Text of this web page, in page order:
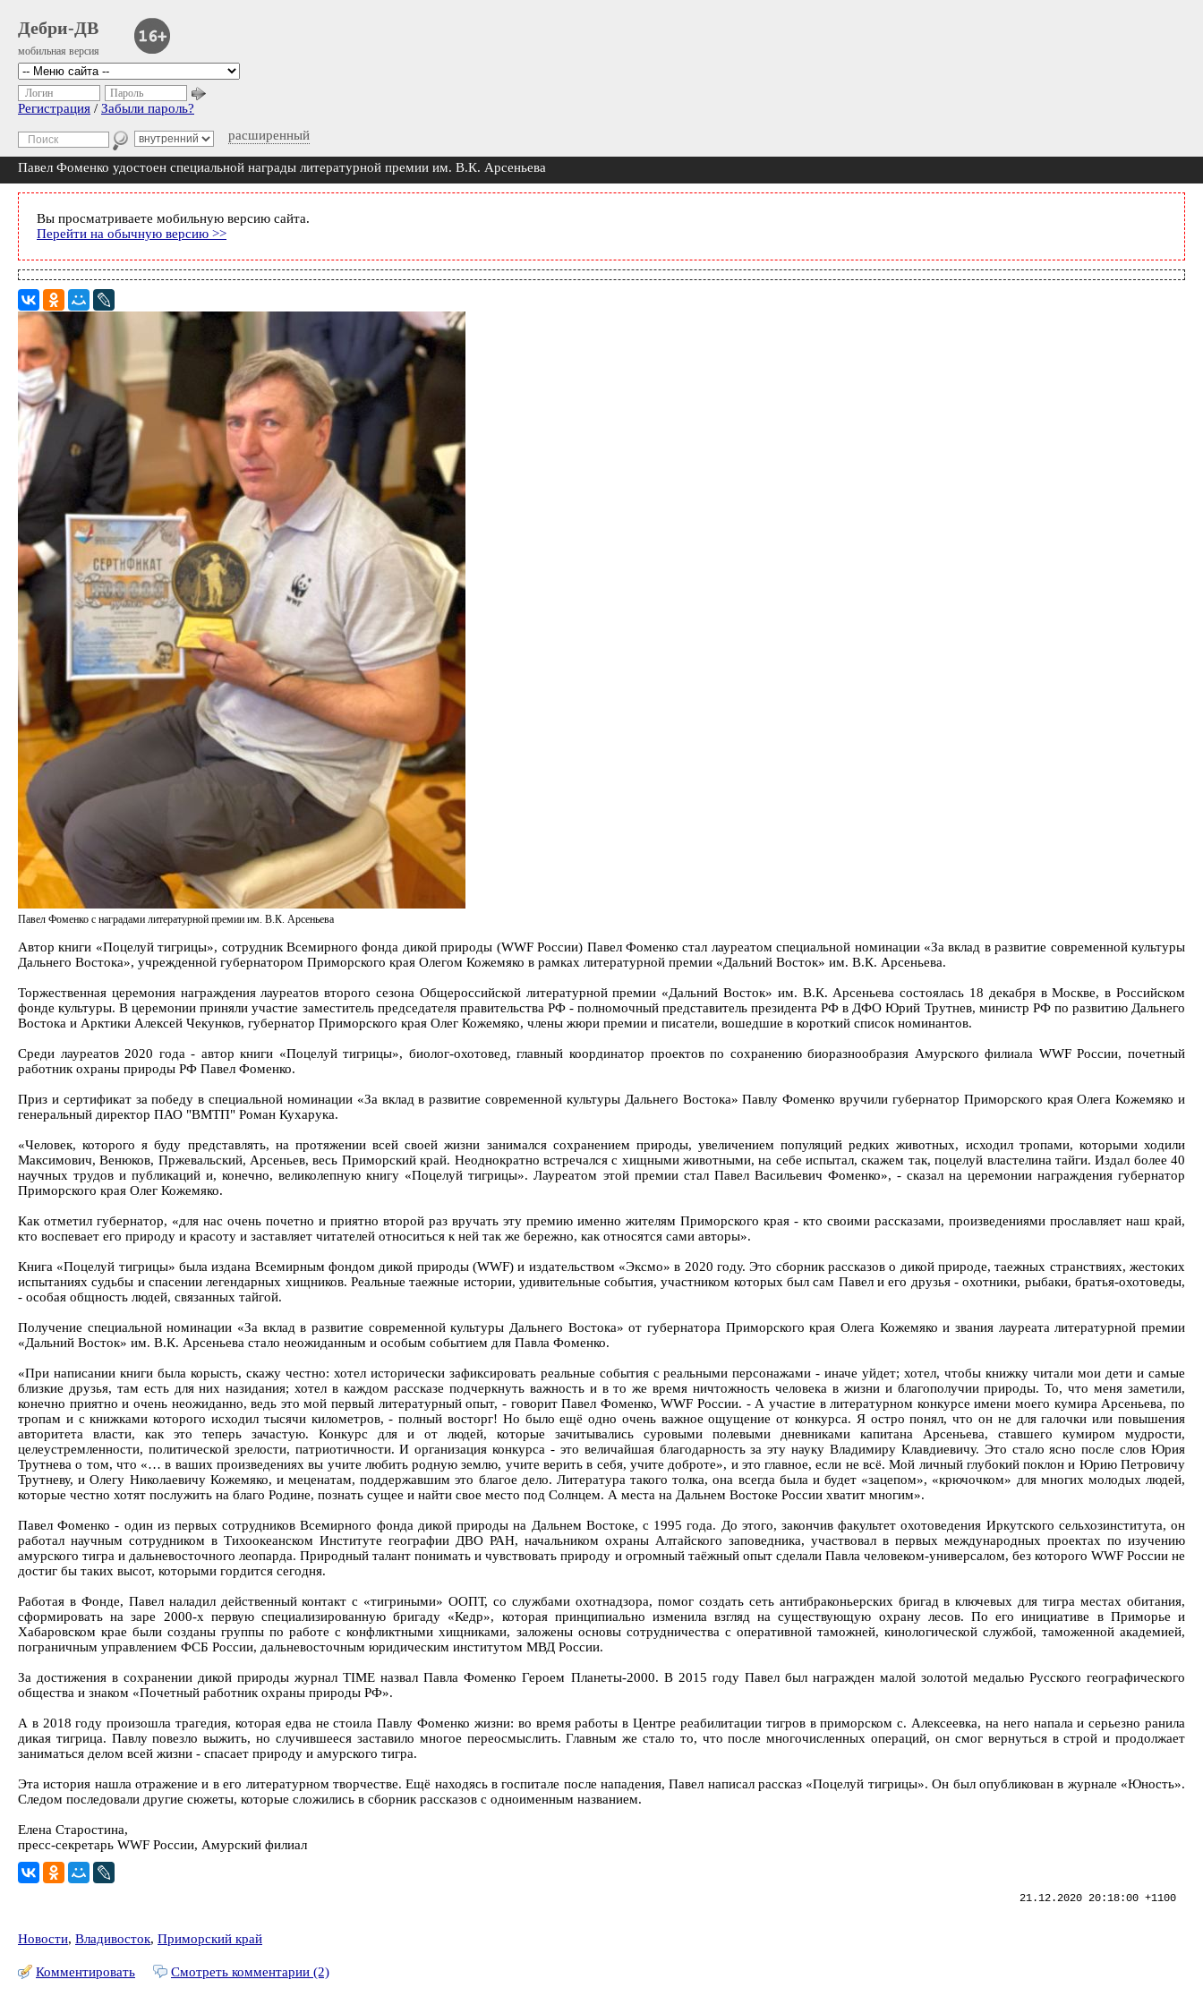
Дебри-ДВ
мобильная версия
расширенный
Логин Пароль
Регистрация / Забыли пароль?
Павел Фоменко удостоен специальной награды литературной премии им. В.К. Арсеньева
Вы просматриваете мобильную версию сайта.
Перейти на обычную версию >>
Павел Фоменко с наградами литературной премии им. В.К. Арсеньева
Автор книги «Поцелуй тигрицы», сотрудник Всемирного фонда дикой природы (WWF России) Павел Фоменко стал лауреатом специальной номинации «За вклад в развитие современной культуры
Дальнего Востока», учрежденной губернатором Приморского края Олегом Кожемяко в рамках литературной премии «Дальний Восток» им. В.К. Арсеньева.
Торжественная церемония награждения лауреатов второго сезона Общероссийской литературной премии «Дальний Восток» им. В.К. Арсеньева состоялась 18 декабря в Москве, в Российском
фонде культуры. В церемонии приняли участие заместитель председателя правительства РФ - полномочный представитель президента РФ в ДФО Юрий Трутнев, министр РФ по развитию Дальнего
Востока и Арктики Алексей Чекунков, губернатор Приморского края Олег Кожемяко, члены жюри премии и писатели, вошедшие в короткий список номинантов.
Среди лауреатов 2020 года - автор книги «Поцелуй тигрицы», биолог-охотовед, главный координатор проектов по сохранению биоразнообразия Амурского филиала WWF России, почетный
работник охраны природы РФ Павел Фоменко.
Приз и сертификат за победу в специальной номинации «За вклад в развитие современной культуры Дальнего Востока» Павлу Фоменко вручили губернатор Приморского края Олега Кожемяко и
генеральный директор ПАО "ВМТП" Роман Кухарука.
«Человек, которого я буду представлять, на протяжении всей своей жизни занимался сохранением природы, увеличением популяций редких животных, исходил тропами, которыми ходили
Максимович, Венюков, Пржевальский, Арсеньев, весь Приморский край. Неоднократно встречался с хищными животными, на себе испытал, скажем так, поцелуй властелина тайги. Издал более 40
научных трудов и публикаций и, конечно, великолепную книгу «Поцелуй тигрицы». Лауреатом этой премии стал Павел Васильевич Фоменко», - сказал на церемонии награждения губернатор
Приморского края Олег Кожемяко.
Как отметил губернатор, «для нас очень почетно и приятно второй раз вручать эту премию именно жителям Приморского края - кто своими рассказами, произведениями прославляет наш край,
кто воспевает его природу и красоту и заставляет читателей относиться к ней так же бережно, как относятся сами авторы».
Книга «Поцелуй тигрицы» была издана Всемирным фондом дикой природы (WWF) и издательством «Эксмо» в 2020 году. Это сборник рассказов о дикой природе, таежных странствиях, жестоких
испытаниях судьбы и спасении легендарных хищников. Реальные таежные истории, удивительные события, участником которых был сам Павел и его друзья - охотники, рыбаки, братья-охотоведы,
- особая общность людей, связанных тайгой.
Получение специальной номинации «За вклад в развитие современной культуры Дальнего Востока» от губернатора Приморского края Олега Кожемяко и звания лауреата литературной премии
«Дальний Восток» им. В.К. Арсеньева стало неожиданным и особым событием для Павла Фоменко.
«При написании книги была корысть, скажу честно: хотел исторически зафиксировать реальные события с реальными персонажами - иначе уйдет; хотел, чтобы книжку читали мои дети и самые
близкие друзья, там есть для них назидания; хотел в каждом рассказе подчеркнуть важность и в то же время ничтожность человека в жизни и благополучии природы. То, что меня заметили,
конечно приятно и очень неожиданно, ведь это мой первый литературный опыт, - говорит Павел Фоменко, WWF России. - А участие в литературном конкурсе имени моего кумира Арсеньева, по
тропам и с книжками которого исходил тысячи километров, - полный восторг! Но было ещё одно очень важное ощущение от конкурса. Я остро понял, что он не для галочки или повышения
авторитета власти, как это теперь зачастую. Конкурс для и от людей, которые зачитывались суровыми полевыми дневниками капитана Арсеньева, ставшего кумиром мудрости,
целеустремленности, политической зрелости, патриотичности. И организация конкурса - это величайшая благодарность за эту науку Владимиру Клавдиевичу. Это стало ясно после слов Юрия
Трутнева о том, что «… в ваших произведениях вы учите любить родную землю, учите верить в себя, учите доброте», и это главное, если не всё. Мой личный глубокий поклон и Юрию Петровичу
Трутневу, и Олегу Николаевичу Кожемяко, и меценатам, поддержавшим это благое дело. Литература такого толка, она всегда была и будет «зацепом», «крючочком» для многих молодых людей,
которые честно хотят послужить на благо Родине, познать сущее и найти свое место под Солнцем. А места на Дальнем Востоке России хватит многим».
Павел Фоменко - один из первых сотрудников Всемирного фонда дикой природы на Дальнем Востоке, с 1995 года. До этого, закончив факультет охотоведения Иркутского сельхозинститута, он
работал научным сотрудником в Тихоокеанском Институте географии ДВО РАН, начальником охраны Алтайского заповедника, участвовал в первых международных проектах по изучению
амурского тигра и дальневосточного леопарда. Природный талант понимать и чувствовать природу и огромный таёжный опыт сделали Павла человеком-универсалом, без которого WWF России не
достиг бы таких высот, которыми гордится сегодня.
Работая в Фонде, Павел наладил действенный контакт с «тигриными» ООПТ, со службами охотнадзора, помог создать сеть антибраконьерских бригад в ключевых для тигра местах обитания,
сформировать на заре 2000-х первую специализированную бригаду «Кедр», которая принципиально изменила взгляд на существующую охрану лесов. По его инициативе в Приморье и
Хабаровском крае были созданы группы по работе с конфликтными хищниками, заложены основы сотрудничества с оперативной таможней, кинологической службой, таможенной академией,
пограничным управлением ФСБ России, дальневосточным юридическим институтом МВД России.
За достижения в сохранении дикой природы журнал TIME назвал Павла Фоменко Героем Планеты-2000. В 2015 году Павел был награжден малой золотой медалью Русского географического
общества и знаком «Почетный работник охраны природы РФ».
А в 2018 году произошла трагедия, которая едва не стоила Павлу Фоменко жизни: во время работы в Центре реабилитации тигров в приморском с. Алексеевка, на него напала и серьезно ранила
дикая тигрица. Павлу повезло выжить, но случившееся заставило многое переосмыслить. Главным же стало то, что после многочисленных операций, он смог вернуться в строй и продолжает
заниматься делом всей жизни - спасает природу и амурского тигра.
Эта история нашла отражение и в его литературном творчестве. Ещё находясь в госпитале после нападения, Павел написал рассказ «Поцелуй тигрицы». Он был опубликован в журнале «Юность».
Следом последовали другие сюжеты, которые сложились в сборник рассказов с одноименным названием.
Елена Старостина,
пресс-секретарь WWF России, Амурский филиал
21.12.2020 20:18:00 +1100
Новости, Владивосток, Приморский край
Комментировать Смотреть комментарии (2)